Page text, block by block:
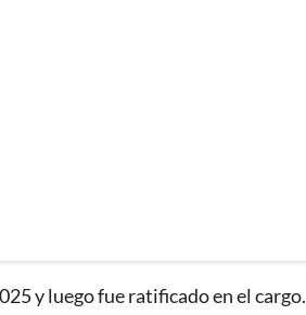
y luego fue ratificado en el cargo.